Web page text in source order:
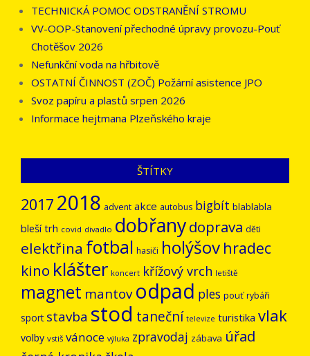
TECHNICKÁ POMOC ODSTRANĚNÍ STROMU
VV-OOP-Stanovení přechodné úpravy provozu-Pouť
Chotěšov 2026
Nefunkční voda na hřbitově
OSTATNÍ ČINNOST (ZOČ) Požární asistence JPO
Svoz papíru a plastů srpen 2026
Informace hejtmana Plzeňského kraje
ŠTÍTKY
2017 2018 advent akce autobus bigbít blablabla
bleší trh covid divadlo dobřanydoprava děti
elektřina fotbal hasiči holýšov hradec
kino klášter koncert křížový vrch letiště
magnet mantov odpad ples pouť rybáři
sport stavba stod taneční televize turistika vlak
volby vstiš vánoce výluka zpravodaj zábava úřad